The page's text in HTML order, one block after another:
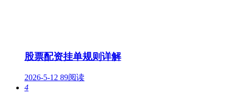
股票配资挂单规则详解
2026-5-12 89阅读
4